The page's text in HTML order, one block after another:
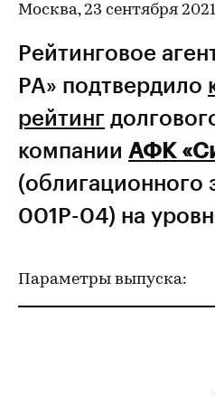
Москва, 23 сентября 2021
Рейтинговое
РА» подтвердило
рейтинг
компании АФК
(облигационного
001Р-04) на
Параметры выпуска: